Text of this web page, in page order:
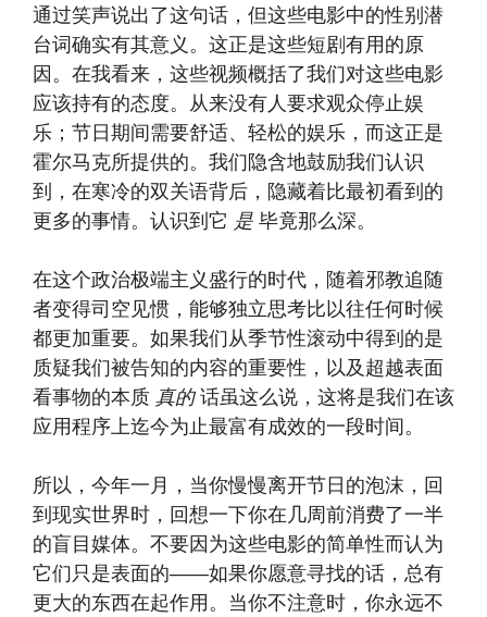
通过笑声说出了这句话，但这些电影中的性别潜
台词确实有其意义。这正是这些短剧有用的原
因。在我看来，这些视频概括了我们对这些电影
应该持有的态度。从来没有人要求观众停止娱
乐；节日期间需要舒适、轻松的娱乐，而这正是
霍尔马克所提供的。我们隐含地鼓励我们认识
到，在寒冷的双关语背后，隐藏着比最初看到的
更多的事情。认识到它 是 毕竟那么深。
在这个政治极端主义盛行的时代，随着邪教追随
者变得司空见惯，能够独立思考比以往任何时候
都更加重要。如果我们从季节性滚动中得到的是
质疑我们被告知的内容的重要性，以及超越表面
看事物的本质 真的话虽这么说，这将是我们在该
应用程序上迄今为止最富有成效的一段时间。
所以，今年一月，当你慢慢离开节日的泡沫，回
到现实世界时，回想一下你在几周前消费了一半
的盲目媒体。不要因为这些电影的简单性而认为
它们只是表面的——如果你愿意寻找的话，总有
更大的东西在起作用。当你不注意时，你永远不